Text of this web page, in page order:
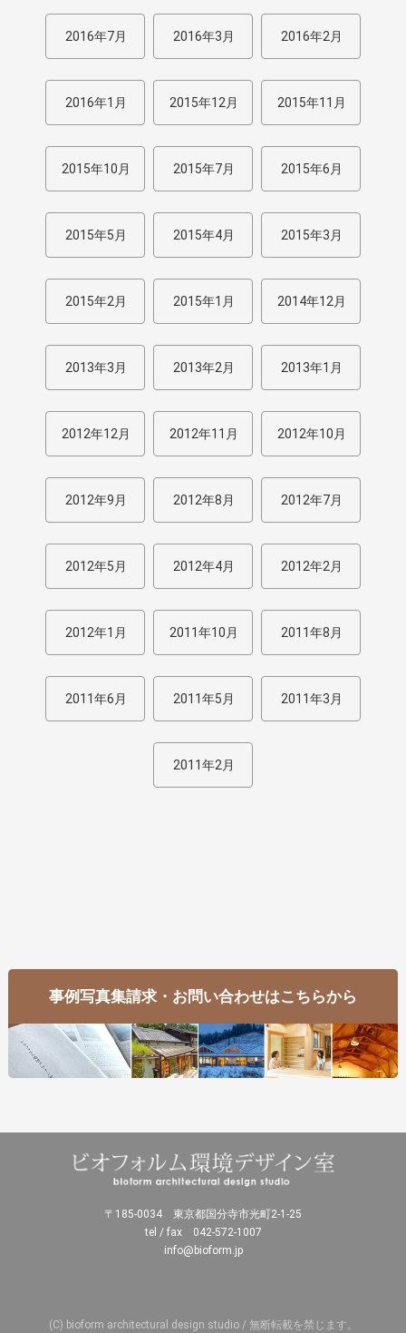
2016年7月 2016年3月 2016年2月
2016年1月 2015年12月 2015年11月
2015年10月 2015年7月 2015年6月
2015年5月 2015年4月 2015年3月
2015年2月 2015年1月 2014年12月
2013年3月 2013年2月 2013年1月
2012年12月 2012年11月 2012年10月
2012年9月 2012年8月 2012年7月
2012年5月 2012年4月 2012年2月
2012年1月 2011年10月 2011年8月
2011年6月 2011年5月 2011年3月
2011年2月
事例写真集請求・お問い合わせはこちらから
〒185-0034 東京都国分寺市光町2-1-25
tel / fax 042-572-1007
info@bioform.jp
(C) bioform architectural design studio / 無断転載を禁じます。